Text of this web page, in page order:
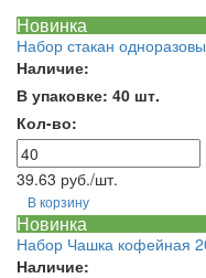
Новинка
Набор стакан
Наличие:
В упаковке: 40 шт.
Кол-во:
39.63 руб./шт.
В корзину
Новинка
Набор Чашка кофейная
Наличие: